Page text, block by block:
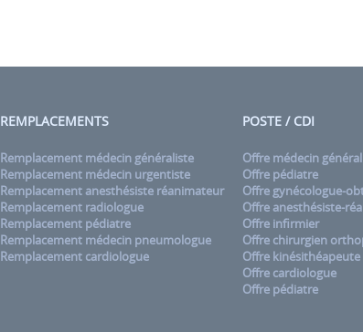
REMPLACEMENTS
Remplacement médecin généraliste
Remplacement médecin urgentiste
Remplacement anesthésiste réanimateur
Remplacement radiologue
Remplacement pédiatre
Remplacement médecin pneumologue
Remplacement cardiologue
POSTE / CDI
Offre médecin
Offre pédiatre
Offre gynécologue-
Offre anesthésiste-
Offre infirmier
Offre chirurgien
Offre kinésithéapeute
Offre cardiologue
Offre pédiatre